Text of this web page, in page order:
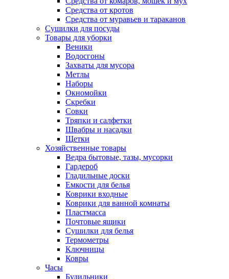
Средства от кротов
Средства от муравьев и тараканов
Сушилки для посуды
Товары для уборки
Веники
Водосгоны
Захваты для мусора
Метлы
Наборы
Окномойки
Скребки
Совки
Тряпки и салфетки
Швабры и насадки
Щетки
Хозяйственные товары
Ведра бытовые, тазы, мусорки
Гардероб
Гладильные доски
Емкости для белья
Коврики входные
Коврики для ванной комнаты
Пластмасса
Почтовые ящики
Сушилки для белья
Термометры
Ключницы
Ковры
Часы
Будильники